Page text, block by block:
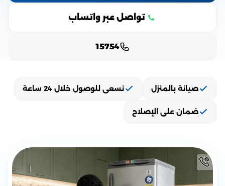
تواصل عبر واتساب
15754
صيانة بالمنزل نسعى للوصول خلال 24 ساعة
ضمان على الإصلاح